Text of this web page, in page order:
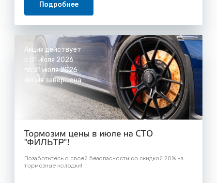
Подробнее
Акция действует
с 01 июля 2026
по 31 июля 2026
Акция завершена
Тормозим цены в июле на СТО
"ФИЛЬТР"!
Позаботьтесь о своей безопасности со скидкой 20% на
тормозные колодки!